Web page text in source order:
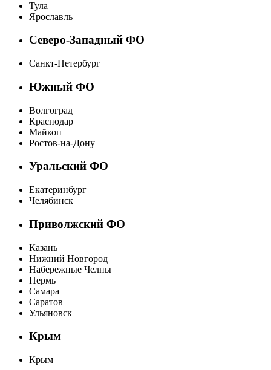
Тула
Ярославль
Северо-Западный ФО
Санкт-Петербург
Южный ФО
Волгоград
Краснодар
Майкоп
Ростов-на-Дону
Уральский ФО
Екатеринбург
Челябинск
Приволжский ФО
Казань
Нижний Новгород
Набережные Челны
Пермь
Самара
Саратов
Ульяновск
Крым
Крым